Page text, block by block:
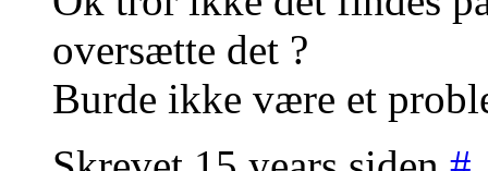
oversætte det ?
Burde ikke være et